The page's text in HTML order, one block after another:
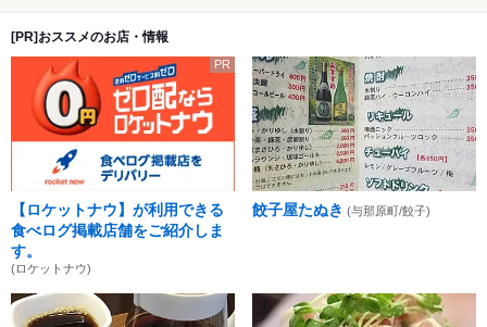
[PR]おススメのお店・情報
PR
【ロケットナウ】が利用できる
食べログ掲載店舗をご紹介しま
す。
(ロケットナウ)
餃子屋たぬき (与那原町/餃子)